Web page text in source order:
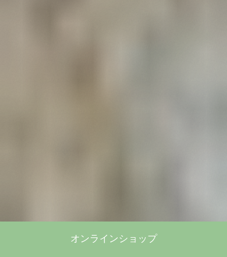
オンラインショップ